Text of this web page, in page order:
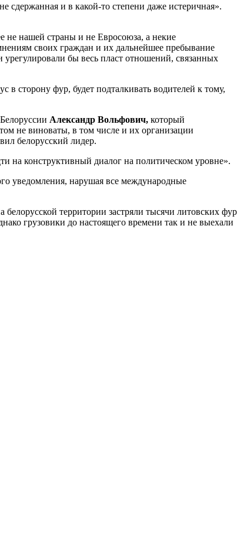
сдержанная и в какой-то степени даже истеричная».
не нашей страны и не Евросоюза, а некие
своих граждан и их дальнейшее пребывание
бы весь пласт отношений, связанных
в сторону фур, будет подталкивать водителей к тому,
Александр Вольфович, который
не виноваты, в том числе и их организации
белорусский лидер.
на конструктивный диалог на политическом уровне».
уведомления, нарушая все международные
территории застряли тысячи литовских фур
грузовики до настоящего времени так и не выехали